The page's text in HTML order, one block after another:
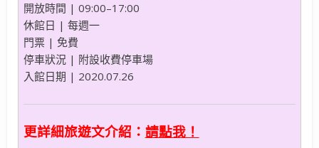
開放時間 | 09:00–17:00
休館日 | 每週一
門票 | 免費
停車狀況 | 附設收費停車場
入館日期 | 2020.07.26
更詳細旅遊文介紹： 請點我！